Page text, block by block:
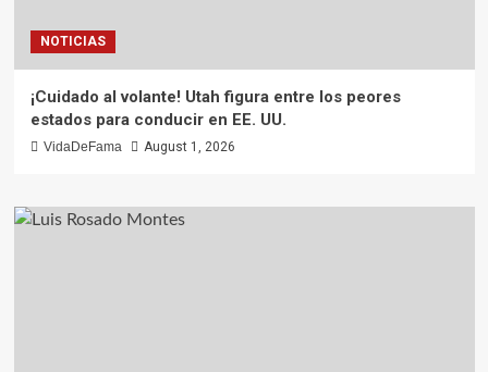
NOTICIAS
¡Cuidado al volante! Utah figura entre los peores
estados para conducir en EE. UU.
VidaDeFama August 1, 2026